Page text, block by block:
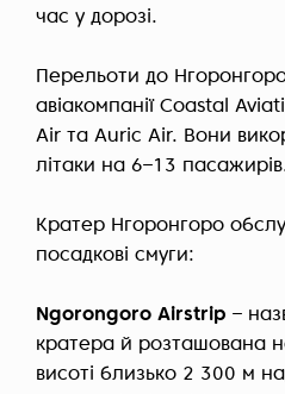
час у дорозі.
Перельоти до
авіакомпанії Coastal
Air та Auric Air. Вони
літаки на 6–13
Кратер Нгоронгоро
посадкові смуги:
Ngorongoro Airstrip –
кратера й розташована
висоті близько 2 300 м